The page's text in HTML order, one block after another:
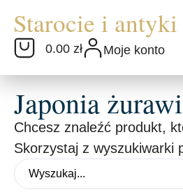
0.00 zł Moje konto
Japonia
Chcesz znaleźć produkt,
Skorzystaj z wyszukiwarki